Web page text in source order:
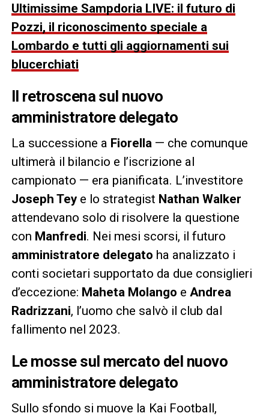
Ultimissime Sampdoria LIVE: il futuro di
Pozzi, il riconoscimento speciale a
Lombardo e tutti gli aggiornamenti sui
blucerchiati
Il retroscena sul nuovo
amministratore delegato
La successione a Fiorella— che comunque
ultimerà il bilancio e l’iscrizione al
campionato — era pianificata. L’investitore
Joseph Teye lo strategist Nathan Walker
attendevano solo di risolvere la questione
con Manfredi. Nei mesi scorsi, il futuro
amministratore delegato ha analizzato i
conti societari supportato da due consiglieri
d’eccezione: Maheta Molango e Andrea
Radrizzani, l’uomo che salvò il club dal
fallimento nel 2023.
Le mosse sul mercato del nuovo
amministratore delegato
Sullo sfondo si muove la Kai Football,